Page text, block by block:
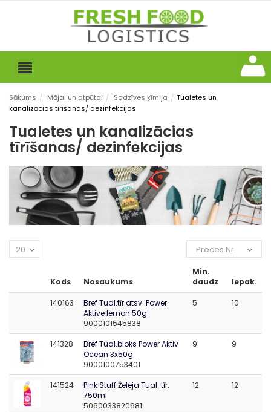
Sākums / Mājai un atpūtai / Sadzīves ķīmija / Tualetes un
kanalizācias tīrīšanas/ dezinfekcijas
Tualetes un kanalizācias
tīrīšanas/ dezinfekcijas
Preces Nr.
20
Kods Nosaukums
Min.
daudz
Iepak.
140163
Bref Tual.tīr.atsv. Power
Aktive lemon 50g
9000101545838
5 10
141328
Bref Tual.bloks Power Aktiv
Ocean 3x50g
9000100753401
9 9
141524
Pink Stuff Želeja Tual. tīr.
750ml
5060033820681
12 12